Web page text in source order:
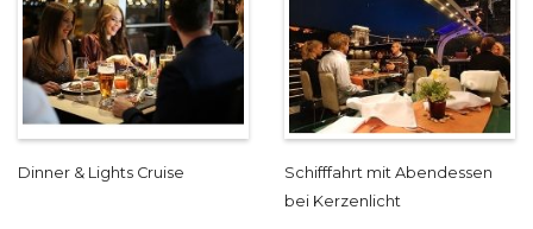
Dinner & Lights Cruise
Schifffahrt mit Abendessen
bei Kerzenlicht